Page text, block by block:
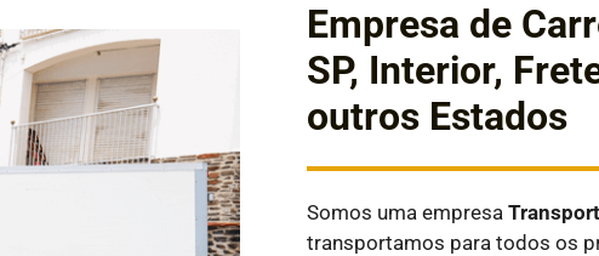
Empresa de
SP, Interior,
outros Estados
Somos uma empresa
transportamos para todos os